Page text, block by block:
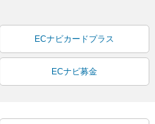
ECナビカードプラス
ECナビ募金